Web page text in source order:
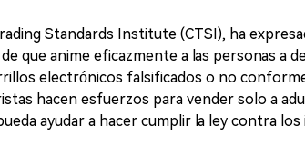
Standards Institute (CTSI), ha
que anime eficazmente a las personas a
electrónicos falsificados o no
hacen esfuerzos para vender solo a
ayudar a hacer cumplir la ley contra